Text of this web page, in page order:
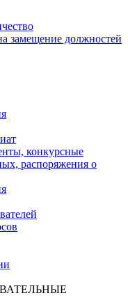
замещение должностей
конкурсные
распоряжения о